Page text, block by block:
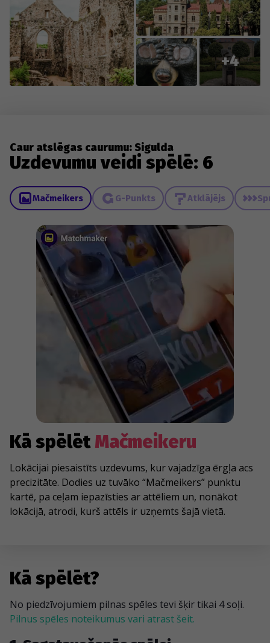
+4
Caur atslēgas caurumu: Sigulda
Uzdevumu veidi spēlē: 6
Mačmeikers G-Punkts Atklājējs
Kā spēlētMačmeikeru
Lokācijai piesaistīts uzdevums, kur vajadzīga ērgļa acs
precizitāte. Dodies uz tuvāko “Mačmeikers” punktu
kartē, pa ceļam iepazīsties ar attēliem un, nonākot
lokācijā, atrodi, kurš attēls ir uzņemts šajā vietā.
Kā spēlēt?
No piedzīvojumiem pilnas spēles tevi šķir tikai 4 soļi.
Pilnus spēles noteikumus vari atrast šeit.